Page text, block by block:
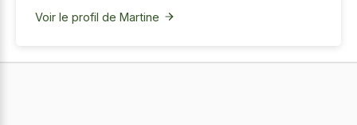
Voir le profil de Martine